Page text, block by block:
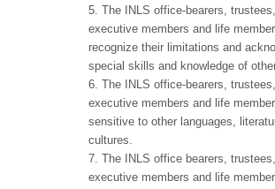
The INLS office-bearers,
executive members and life
recognize their limitations and
special skills and knowledge of
The INLS office-bearers,
executive members and life
sensitive to other languages,
cultures.
The INLS office bearers,
executive members and life